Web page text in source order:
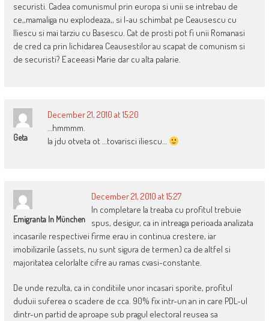
securisti. Cadea comunismul prin europa si unii se intrebau de
ce,,mamaliga nu explodeaza,, si l-au schimbat pe Ceausescu cu
Iliescu si mai tarziu cu Basescu. Cat de prosti pot fi unii Romanasi
de cred ca prin lichidarea Ceausestilor au scapat de comunism si
de securisti? E aceeasi Marie dar cu alta palarie.
Geta
December 21, 2010 at 15:20
…hmmmm.
Ia jdu otveta ot …tovarisci iliescu…
Emigranta In München
December 21, 2010 at 15:27
In completare la treaba cu profitul trebuie
spus, desigur, ca in intreaga perioada analizata
incasarile respectivei firme erau in continua crestere, iar
imobilizarile (assets, nu sunt sigura de termen) ca de altfel si
majoritatea celorlalte cifre au ramas cvasi-constante.
De unde rezulta, ca in conditiile unor incasari sporite, profitul
duduii suferea o scadere de cca. 90% fix intr-un an in care PDL-ul
dintr-un partid de aproape sub pragul electoral reusea sa